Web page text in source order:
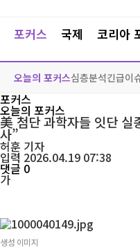
포커스 국제 코리아
오늘의 포커스심층분석긴급이
포커스
오늘의 포커스
美 첨단 과학자들 잇단
사”
허훈 기자
입력 2026.04.19 07:38
댓글 0
가
생성 이미지